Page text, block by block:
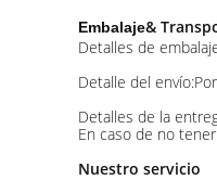
Embalaje&
Detalles de
Detalle del
Detalles de la
En caso de no
Nuestro servicio